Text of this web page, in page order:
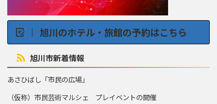
旭川のホテル・旅館の予約はこちら
旭川市新着情報
あさひばし「市民の広場」
（仮称）市民芸術マルシェ プレイベントの開催